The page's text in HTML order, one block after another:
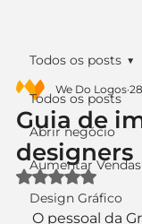
Todos os posts
Abrir negócio
Aumentar Vendas
Design Gráfico
Todos os posts
Guia de
designers
We Do Logos
Avaliado com
O pessoal da